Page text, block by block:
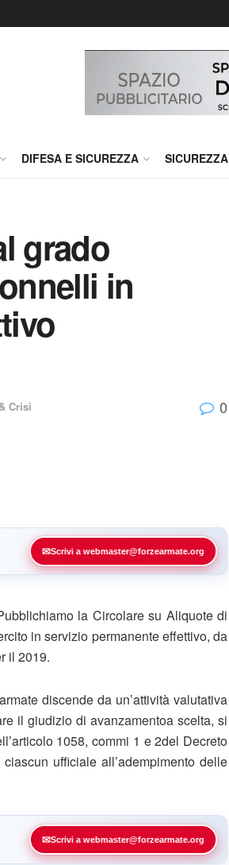
DIFESA E SICUREZZA SICUREZZA
grado
in
Crisi 0
✉Scrivi a webmaster@forzearmate.org
la Circolare su Aliquote di
in servizio permanente effettivo, da
il 2019.
discende da un’attività valutativa
il giudizio di avanzamentoa scelta, si
1058, commi 1 e 2del Decreto
ufficiale all’adempimento delle
✉Scrivi a webmaster@forzearmate.org